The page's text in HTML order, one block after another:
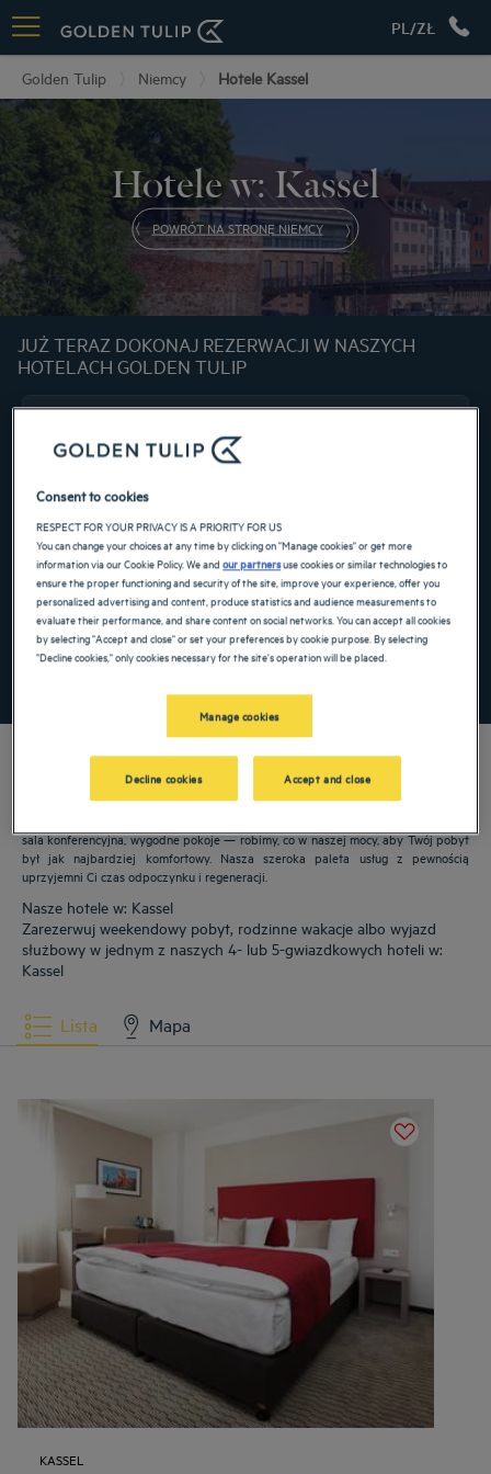
PL/ZŁ
Golden Tulip Niemcy Hotele Kassel
Hotele w: Kassel
POWRÓT NA STRONĘ NIEMCY
JUŻ TERAZ DOKONAJ REZERWACJI W NASZYCH
HOTELACH GOLDEN TULIP
Navigate forward to interact with the calendar and select a date. Press the
Navigate backward to interact with the
Dodaj specjalny kod
sala konferencyjna, wygodne pokoje — robimy, co w naszej mocy, aby Twój pobyt
był jak najbardziej komfortowy. Nasza szeroka paleta usług z pewnością
uprzyjemni Ci czas odpoczynku i regeneracji.
Nasze hotele w: Kassel
Zarezerwuj weekendowy pobyt, rodzinne wakacje albo wyjazd
służbowy w jednym z naszych 4- lub 5-gwiazdkowych hoteli w:
Kassel
Lista Mapa
KASSEL
Consent to cookies
RESPECT FOR YOUR PRIVACY IS A PRIORITY FOR US
You can change your choices at any time by clicking on "Manage cookies" or get more
information via our Cookie Policy. We andour partnersuse cookies or similar technologies to
ensure the proper functioning and security of the site, improve your experience, offer you
personalized advertising and content, produce statistics and audience measurements to
evaluate their performance, and share content on social networks. You can accept all cookies
by selecting "Accept and close" or set your preferences by cookie purpose. By selecting
"Decline cookies," only cookies necessary for the site's operation will be placed.
Manage cookies
Decline cookies Accept and close